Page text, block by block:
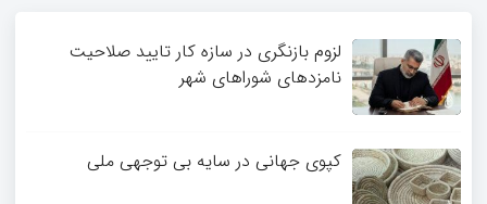
لزوم بازنگری در سازه کار تایید صلاحیت
نامزدهای شوراهای شهر
کپوی جهانی در سایه بی توجهی ملی